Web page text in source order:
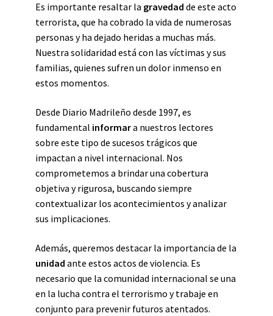
Es importante resaltar la gravedad de este acto
terrorista, que ha cobrado la vida de numerosas
personas y ha dejado heridas a muchas más.
Nuestra solidaridad está con las víctimas y sus
familias, quienes sufren un dolor inmenso en
estos momentos.
Desde Diario Madrileño desde 1997, es
fundamental informara nuestros lectores
sobre este tipo de sucesos trágicos que
impactan a nivel internacional. Nos
comprometemos a brindar una cobertura
objetiva y rigurosa, buscando siempre
contextualizar los acontecimientos y analizar
sus implicaciones.
Además, queremos destacar la importancia de la
unidad ante estos actos de violencia. Es
necesario que la comunidad internacional se una
en la lucha contra el terrorismo y trabaje en
conjunto para prevenir futuros atentados.